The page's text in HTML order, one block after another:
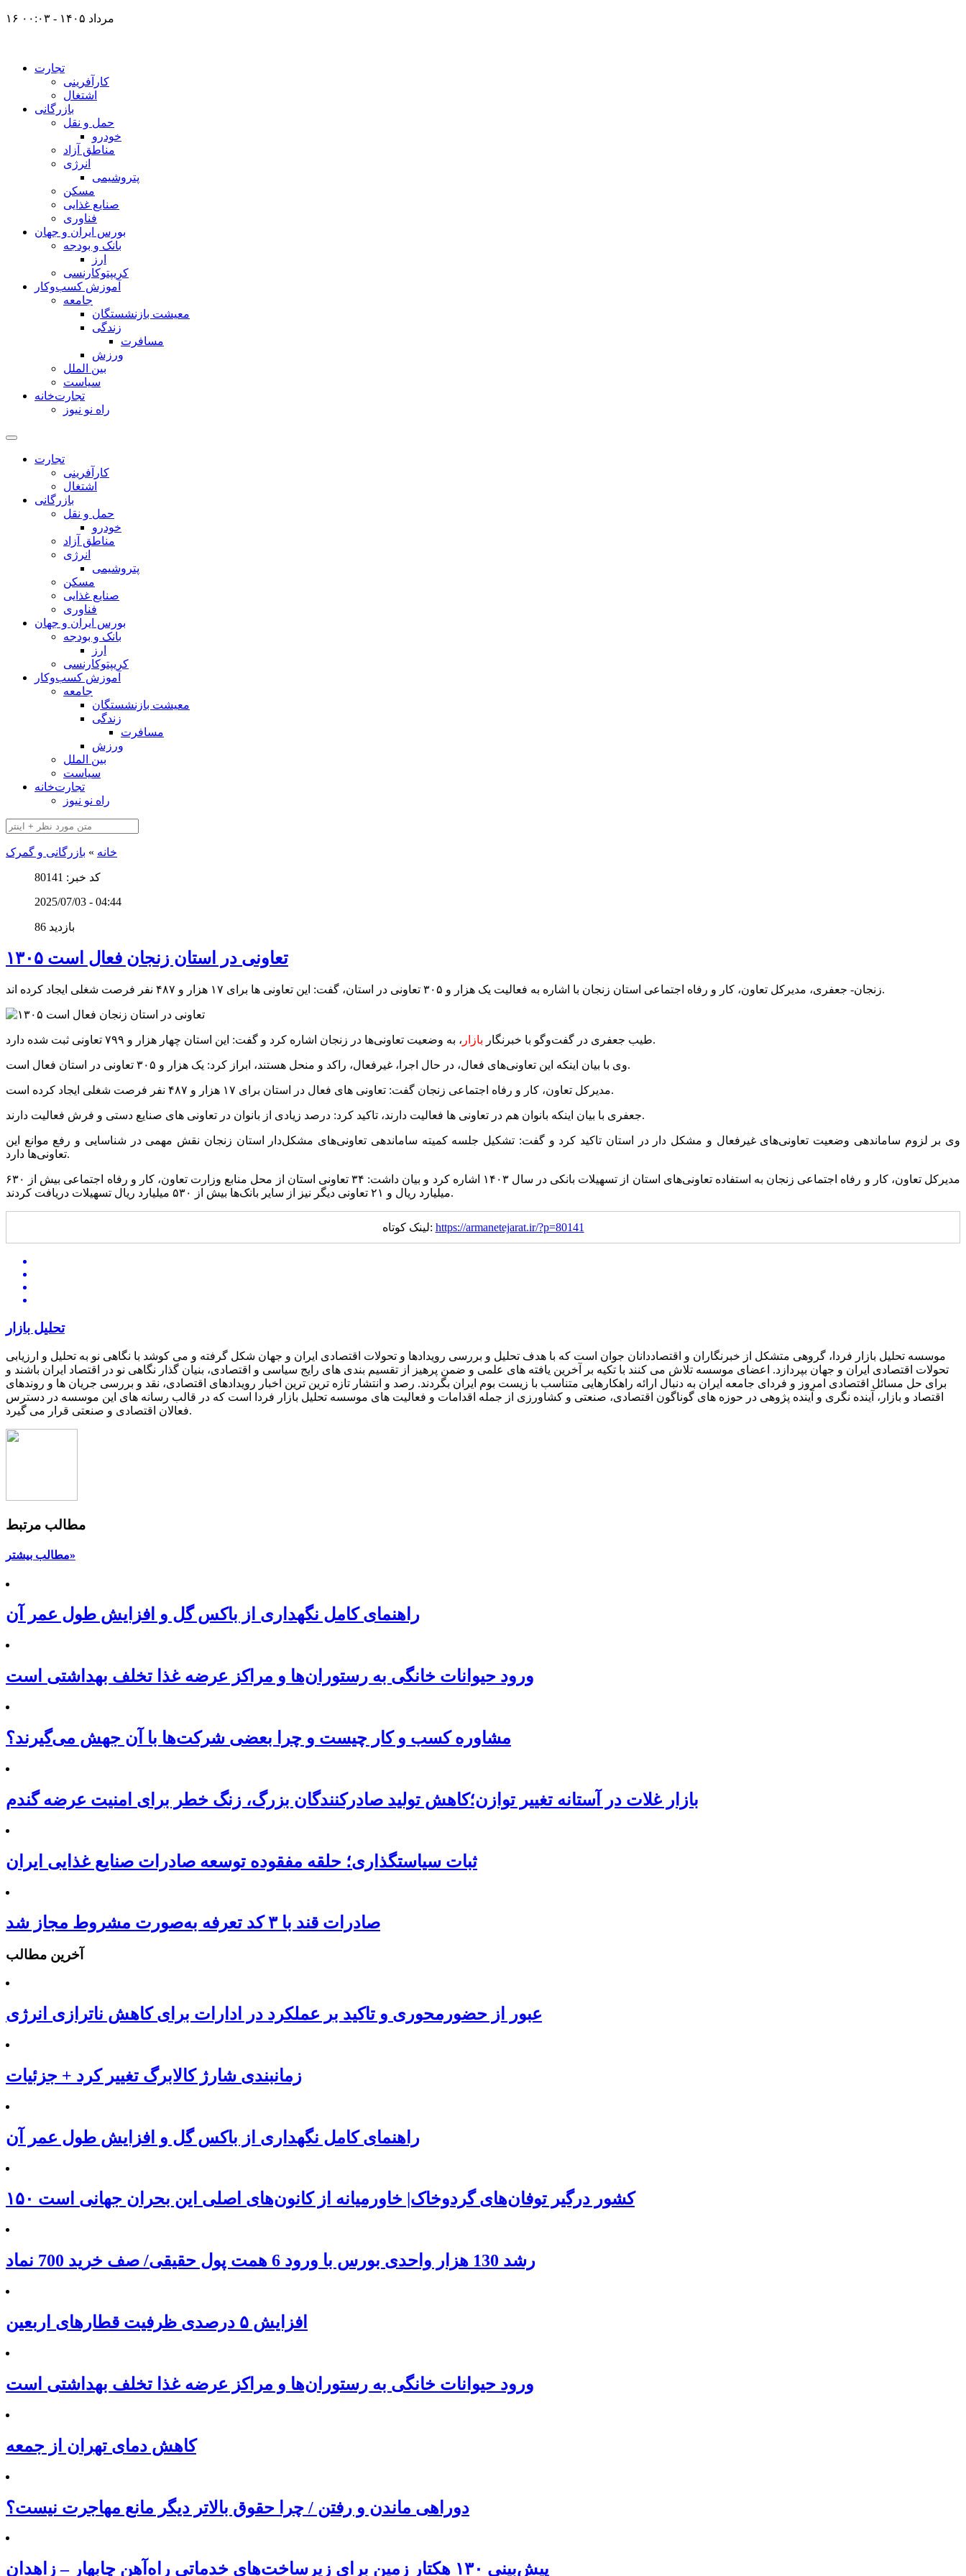
۱۶ مرداد ۱۴۰۵ - ۰۰:۰۳
تجارت
کارآفرینی
اشتغال
بازرگانی
حمل و نقل
خودرو
مناطق آزاد
انرژی
پتروشیمی
مسکن
صنایع غذایی
فناوری
بورس ایران و جهان
بانک و بودجه
ارز
کریپتوکارنسی
آموزش کسب‌وکار
جامعه
معیشت بازنشستگان
زندگی
مسافرت
ورزش
بین الملل
سیاست
تجارت‌خانه
راه نو نیوز
تجارت
کارآفرینی
اشتغال
بازرگانی
حمل و نقل
خودرو
مناطق آزاد
انرژی
پتروشیمی
مسکن
صنایع غذایی
فناوری
بورس ایران و جهان
بانک و بودجه
ارز
کریپتوکارنسی
آموزش کسب‌وکار
جامعه
معیشت بازنشستگان
زندگی
مسافرت
ورزش
بین الملل
سیاست
تجارت‌خانه
راه نو نیوز
خانه » بازرگانی و گمرک
کد خبر: 80141
2025/07/03 - 04:44
86 بازدید
۱۳۰۵ تعاونی در استان زنجان فعال است
زنجان- جعفری، مدیرکل تعاون، کار و رفاه اجتماعی استان زنجان با اشاره به فعالیت یک هزار و ۳۰۵ تعاونی در استان، گفت: این تعاونی ها برای ۱۷ هزار و ۴۸۷ نفر فرصت شغلی ایجاد کرده اند.
طیب جعفری در گفت‌وگو با خبرنگار بازار ، به وضعیت تعاونی‌ها در زنجان اشاره کرد و گفت: این استان چهار هزار و ۷۹۹ تعاونی ثبت شده دارد.
وی با بیان اینکه این تعاونی‌های فعال، در حال اجرا، غیرفعال، راکد و منحل هستند، ابراز کرد: یک هزار و ۳۰۵ تعاونی در استان فعال است.
مدیرکل تعاون، کار و رفاه اجتماعی زنجان گفت: تعاونی های فعال در استان برای ۱۷ هزار و ۴۸۷ نفر فرصت شغلی ایجاد کرده است.
جعفری با بیان اینکه بانوان هم در تعاونی ها فعالیت دارند، تاکید کرد: درصد زیادی از بانوان در تعاونی های صنایع دستی و فرش فعالیت دارند.
وی بر لزوم ساماندهی وضعیت تعاونی‌های غیرفعال و مشکل دار در استان تاکید کرد و گفت: تشکیل جلسه کمیته ساماندهی تعاونی‌های مشکل‌دار استان زنجان نقش مهمی در شناسایی و رفع موانع این
تعاونی‌ها دارد.
مدیرکل تعاون، کار و رفاه اجتماعی زنجان به استفاده تعاونی‌های استان از تسهیلات بانکی در سال ۱۴۰۳ اشاره کرد و بیان داشت: ۳۴ تعاونی استان از محل منابع وزارت تعاون، کار و رفاه اجتماعی بیش از ۶۳۰
میلیارد ریال و ۲۱ تعاونی دیگر نیز از سایر بانک‌ها بیش از ۵۳۰ میلیارد ریال تسهیلات دریافت کردند.
لینک کوتاه: https://armanetejarat.ir/?p=80141
تحلیل بازار
موسسه تحلیل بازار فردا، گروهی متشکل از خبرنگاران و اقتصاددانان جوان است که با هدف تحلیل و بررسی رویدادها و تحولات اقتصادی ایران و جهان شکل گرفته و می کوشد با نگاهی نو به تحلیل و ارزیابی
تحولات اقتصادی ایران و جهان بپردازد. اعضای موسسه تلاش می کنند با تکیه بر آخرین یافته های علمی و ضمن پرهیز از تقسیم بندی های رایج سیاسی و اقتصادی، بنیان گذار نگاهی نو در اقتصاد ایران باشند و
برای حل مسائل اقتصادی امروز و فردای جامعه ایران به دنبال ارائه راهکارهایی متناسب با زیست بوم ایران بگردند. رصد و انتشار تازه ترین ترین اخبار رویدادهای اقتصادی، نقد و بررسی جریان ها و روندهای
اقتصاد و بازار، آینده نگری و آینده پژوهی در حوزه های گوناگون اقتصادی، صنعتی و کشاورزی از جمله اقدامات و فعالیت های موسسه تحلیل بازار فردا است که در قالب رسانه های این موسسه در دسترس
فعالان اقتصادی و صنعتی قرار می گیرد.
مطالب مرتبط
مطالب بیشتر»
راهنمای کامل نگهداری از باکس گل و افزایش طول عمر آن
ورود حیوانات خانگی به رستوران‌ها و مراکز عرضه غذا تخلف بهداشتی است
مشاوره کسب و کار چیست و چرا بعضی شرکت‌ها با آن جهش می‌گیرند؟
بازار غلات در آستانه تغییر توازن؛کاهش تولید صادرکنندگان بزرگ، زنگ خطر برای امنیت عرضه گندم
ثبات سیاستگذاری؛ حلقه مفقوده توسعه صادرات صنایع غذایی ایران
صادرات قند با ۳ کد تعرفه به‌صورت مشروط مجاز شد
آخرین مطالب
عبور از حضورمحوری و تاکید بر عملکرد در ادارات برای کاهش ناترازی انرژی
زمانبندی شارژ کالابرگ تغییر کرد + جزئیات
راهنمای کامل نگهداری از باکس گل و افزایش طول عمر آن
۱۵۰ کشور درگیر توفان‌های گردوخاک| خاورمیانه از کانون‌های اصلی این بحران جهانی است
رشد 130 هزار واحدی بورس با ورود 6 همت پول حقیقی/ صف خرید 700 نماد
افزایش ۵ درصدی ظرفیت قطارهای اربعین
ورود حیوانات خانگی به رستوران‌ها و مراکز عرضه غذا تخلف بهداشتی است
کاهش دمای تهران از جمعه
دوراهی ماندن و رفتن / چرا حقوق بالاتر دیگر مانع مهاجرت نیست؟
پیش‌بینی ۱۳۰ هکتار زمین برای زیرساخت‌های خدماتی راه‌آهن چابهار – زاهدان